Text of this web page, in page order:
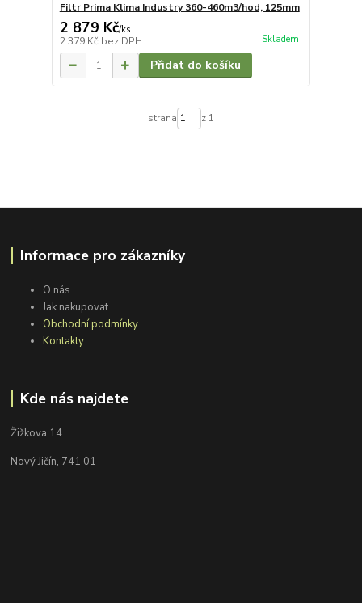
Filtr Prima Klima Industry 360-460m3/hod, 125mm
2 879 Kč/ks
2 379 Kč bez DPH Skladem
Přidat do košíku
strana z 1
Informace pro zákazníky
O nás
Jak nakupovat
Obchodní podmínky
Kontakty
Kde nás najdete
Žižkova 14
Nový Jičín, 741 01